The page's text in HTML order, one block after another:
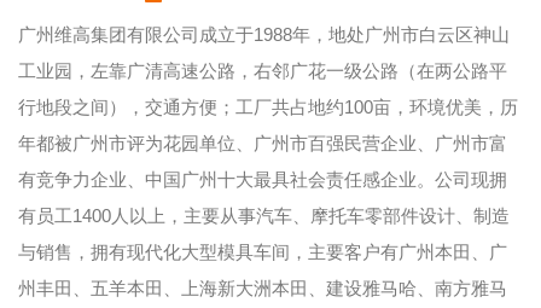
广州维高集团有限公司成立于1988年，地处广州市白云区神山
工业园，左靠广清高速公路，右邻广花一级公路（在两公路平
行地段之间），交通方便；工厂共占地约100亩，环境优美，历
年都被广州市评为花园单位、广州市百强民营企业、广州市富
有竞争力企业、中国广州十大最具社会责任感企业。公司现拥
有员工1400人以上，主要从事汽车、摩托车零部件设计、制造
与销售，拥有现代化大型模具车间，主要客户有广州本田、广
州丰田、五羊本田、上海新大洲本田、建设雅马哈、南方雅马